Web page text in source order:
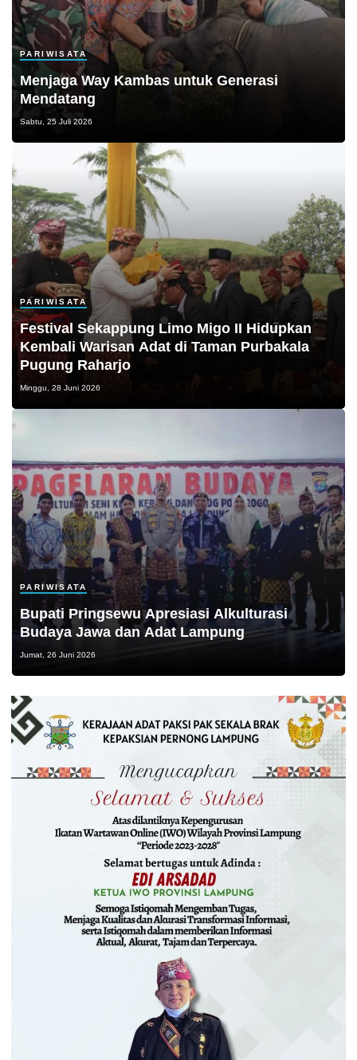
PARIWISATA
Menjaga Way Kambas untuk Generasi
Mendatang
Sabtu, 25 Juli 2026
PARIWISATA
Festival Sekappung Limo Migo II Hidupkan
Kembali Warisan Adat di Taman Purbakala
Pugung Raharjo
Minggu, 28 Juni 2026
PARIWISATA
Bupati Pringsewu Apresiasi Alkulturasi
Budaya Jawa dan Adat Lampung
Jumat, 26 Juni 2026